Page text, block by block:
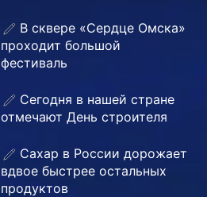
В сквере «Сердце Омска»
проходит большой
фестиваль
Сегодня в нашей стране
отмечают День строителя
Сахар в России дорожает
вдвое быстрее остальных
продуктов